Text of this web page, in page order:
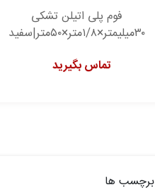
فوم پلی اتیلن تشکی
۳۰میلیمتر×۱/۸متر×۵۰متر|سفید
تماس بگیرید
برچسب ها